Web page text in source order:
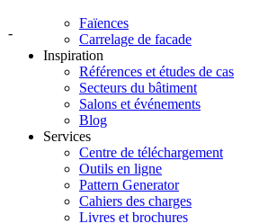
-
Faïences
Carrelage de facade
Inspiration
Références et études de cas
Secteurs du bâtiment
Salons et événements
Blog
Services
Centre de téléchargement
Outils en ligne
Pattern Generator
Cahiers des charges
Livres et brochures